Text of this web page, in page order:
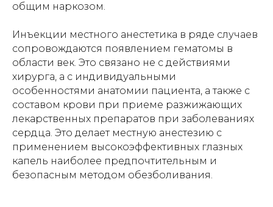
общим наркозом.
Инъекции местного анестетика в ряде случаев
сопровождаются появлением гематомы в
области век. Это связано не с действиями
хирурга, а с индивидуальными
особенностями анатомии пациента, а также с
составом крови при приеме разжижающих
лекарственных препаратов при заболеваниях
сердца. Это делает местную анестезию с
применением высокоэффективных глазных
капель наиболее предпочтительным и
безопасным методом обезболивания.
у ведущего катарактального хирурга
Центра лечения катаракты в Санкт-
Петербурге
ПРОЙДИТЕ ОБСЛЕДОВАНИЕ
Отправляя заявку, вы соглашаетесь с
политикой
и даете согласие на обработку
персональных данных